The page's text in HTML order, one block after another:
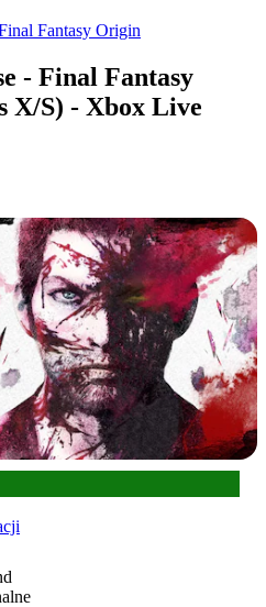
Fantasy Origin
- Final Fantasy
X/S) - Xbox Live